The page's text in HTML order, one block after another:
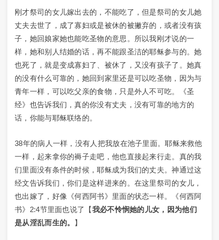
刚才祭司的女儿嫁出去的，不能吃了，但是祭司的女儿她
丈夫去世了，成了寡妇或是被休的被撇弃的，或者没有孩
子，她回娘家她也能吃圣物的意思。所以我刚才说的一
样，她和别人结婚的话，再不能跟圣洁的耶稣参与的。她
也死了，就是变成寡妇了、被休了，又没有孩子了。她真
的没有什么可靠的，她回到家里还是可以吃圣物，因为与
青年一样，可以吃父亲的食物，只是外人不可吃。《圣
经》也告诉我们，真的你没有丈夫，没有可靠的地方的
话，你能与耶稣联络的。
38年的病人一样，没有人把我放在池子里面。耶稣来救他
一样，起来拿你的褥子走吧，他也直接起来行走。真的我
们里面没有条件的时候，耶稣成为我们的丈夫。神通过这
经文告诉我们，你们是这样进来的。在这里祭司的女儿，
也出嫁了，好像《何西阿书》里面的状态一样。《何西阿
书》2:4节里面也说了【我必不怜悯她的儿女，因为他们
是从淫乱而生的。 】